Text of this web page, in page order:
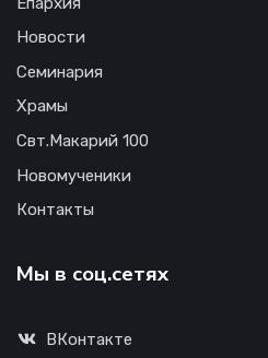
Новости
Семинария
Храмы
Свт.Макарий 100
Новомученики
Контакты
Мы в соц.сетях
ВКонтакте